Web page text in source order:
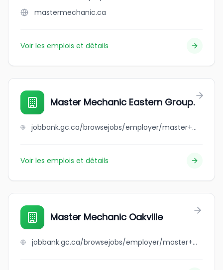
mastermechanic.ca
Voir les emplois et détails
Master Mechanic Eastern Group.
jobbank.gc.ca/browsejobs/employer/master+mechanic+eastern+group./ca
Voir les emplois et détails
Master Mechanic Oakville
jobbank.gc.ca/browsejobs/employer/master+mechanic+oakville/ca